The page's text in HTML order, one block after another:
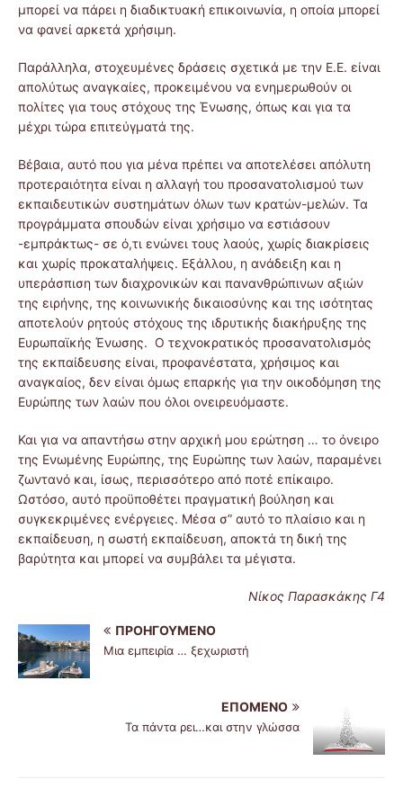
μπορεί να πάρει η διαδικτυακή επικοινωνία, η οποία μπορεί
να φανεί αρκετά χρήσιμη.
Παράλληλα, στοχευμένες δράσεις σχετικά με την Ε.Ε. είναι
απολύτως αναγκαίες, προκειμένου να ενημερωθούν οι
πολίτες για τους στόχους της Ένωσης, όπως και για τα
μέχρι τώρα επιτεύγματά της.
Βέβαια, αυτό που για μένα πρέπει να αποτελέσει απόλυτη
προτεραιότητα είναι η αλλαγή του προσανατολισμού των
εκπαιδευτικών συστημάτων όλων των κρατών-μελών. Τα
προγράμματα σπουδών είναι χρήσιμο να εστιάσουν
-εμπράκτως- σε ό,τι ενώνει τους λαούς, χωρίς διακρίσεις
και χωρίς προκαταλήψεις. Εξάλλου, η ανάδειξη και η
υπεράσπιση των διαχρονικών και πανανθρώπινων αξιών
της ειρήνης, της κοινωνικής δικαιοσύνης και της ισότητας
αποτελούν ρητούς στόχους της ιδρυτικής διακήρυξης της
Ευρωπαϊκής Ένωσης. Ο τεχνοκρατικός προσανατολισμός
της εκπαίδευσης είναι, προφανέστατα, χρήσιμος και
αναγκαίος, δεν είναι όμως επαρκής για την οικοδόμηση της
Ευρώπης των λαών που όλοι ονειρευόμαστε.
Και για να απαντήσω στην αρχική μου ερώτηση … το όνειρο
της Ενωμένης Ευρώπης, της Ευρώπης των λαών, παραμένει
ζωντανό και, ίσως, περισσότερο από ποτέ επίκαιρο.
Ωστόσο, αυτό προϋποθέτει πραγματική βούληση και
συγκεκριμένες ενέργειες. Μέσα σ” αυτό το πλαίσιο και η
εκπαίδευση, η σωστή εκπαίδευση, αποκτά τη δική της
βαρύτητα και μπορεί να συμβάλει τα μέγιστα.
Νίκος Παρασκάκης Γ4
ΠΡΟΗΓΟΎΜΕΝΟ
Μια εμπειρία … ξεχωριστή
ΕΠΌΜΕΝΟ
Τα πάντα ρει…και στην γλώσσα